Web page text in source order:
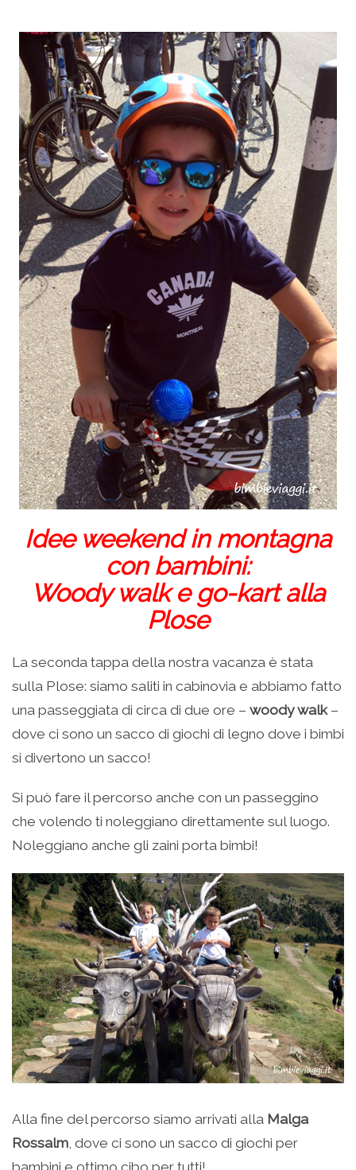
Idee weekend in montagna
con bambini:
Woody walk e go-kart alla
Plose
La seconda tappa della nostra vacanza è stata
sulla Plose: siamo saliti in cabinovia e abbiamo fatto
una passeggiata di circa di due ore – woody walk–
dove ci sono un sacco di giochi di legno dove i bimbi
si divertono un sacco!
Si può fare il percorso anche con un passeggino
che volendo ti noleggiano direttamente sul luogo.
Noleggiano anche gli zaini porta bimbi!
Alla fine del percorso siamo arrivati alla Malga
Rossalm, dove ci sono un sacco di giochi per